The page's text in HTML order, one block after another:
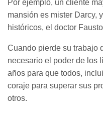
Por ejemplo, un cliente
mansión es mister Darcy,
históricos, el doctor
Cuando pierde su trabajo
necesario el poder de los
años para que todos,
coraje para superar sus
otros.